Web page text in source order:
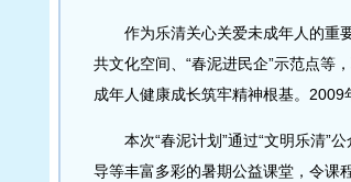
作为乐清关心关爱未成年人的重要
共文化空间、“春泥进民企”示范点等
成年人健康成长筑牢精神根基。2009
本次“春泥计划”通过“文明乐清”公
导等丰富多彩的暑期公益课堂，令课